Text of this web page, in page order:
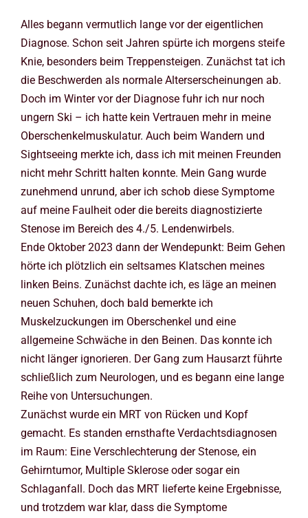
Alles begann vermutlich lange vor der eigentlichen
Diagnose. Schon seit Jahren spürte ich morgens steife
Knie, besonders beim Treppensteigen. Zunächst tat ich
die Beschwerden als normale Alterserscheinungen ab.
Doch im Winter vor der Diagnose fuhr ich nur noch
ungern Ski – ich hatte kein Vertrauen mehr in meine
Oberschenkelmuskulatur. Auch beim Wandern und
Sightseeing merkte ich, dass ich mit meinen Freunden
nicht mehr Schritt halten konnte. Mein Gang wurde
zunehmend unrund, aber ich schob diese Symptome
auf meine Faulheit oder die bereits diagnostizierte
Stenose im Bereich des 4./5. Lendenwirbels.
Ende Oktober 2023 dann der Wendepunkt: Beim Gehen
hörte ich plötzlich ein seltsames Klatschen meines
linken Beins. Zunächst dachte ich, es läge an meinen
neuen Schuhen, doch bald bemerkte ich
Muskelzuckungen im Oberschenkel und eine
allgemeine Schwäche in den Beinen. Das konnte ich
nicht länger ignorieren. Der Gang zum Hausarzt führte
schließlich zum Neurologen, und es begann eine lange
Reihe von Untersuchungen.
Zunächst wurde ein MRT von Rücken und Kopf
gemacht. Es standen ernsthafte Verdachtsdiagnosen
im Raum: Eine Verschlechterung der Stenose, ein
Gehirntumor, Multiple Sklerose oder sogar ein
Schlaganfall. Doch das MRT lieferte keine Ergebnisse,
und trotzdem war klar, dass die Symptome